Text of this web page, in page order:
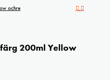
ochre
200ml Yellow